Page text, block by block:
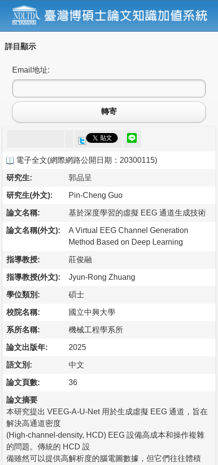
詳目顯示
Email地址:
轉寄
電子全文(網際網路公開日期：20300115)
研究生: 郭品呈
研究生(外文): Pin-Cheng Guo
論文名稱: 基於深度學習的虛擬 EEG 通道生成技術
論文名稱(外文):
A Virtual EEG Channel Generation
Method Based on Deep Learning
指導教授: 莊俊融
指導教授(外文): Jyun-Rong Zhuang
學位類別: 碩士
校院名稱: 國立中興大學
系所名稱: 機械工程學系所
論文出版年: 2025
語文別: 中文
論文頁數: 36
論文摘要
本研究提出 VEEG-A-U-Net 用於生成虛擬 EEG 通道，旨在
解決高通道密度
(High-channel-density, HCD) EEG 設備高成本和操作複雜
的問題。傳統的 HCD 設
備雖然可以提供高解析度的腦電圖數據，但它們往往體積